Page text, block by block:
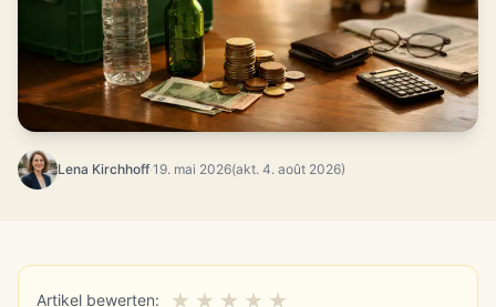
Lena Kirchhoff·19. mai 2026(akt. 4. août 2026)
Artikel bewerten: ★ ★ ★ ★ ★